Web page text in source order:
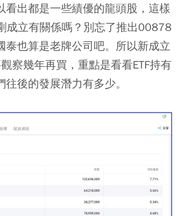
看出都是一些績優的龍頭股，這樣
成立有關係嗎？別忘了推出00878
泰也算是老牌公司吧。所以新成立
察幾年再買，重點是看看ETF持有
後的發展潛力有多少。